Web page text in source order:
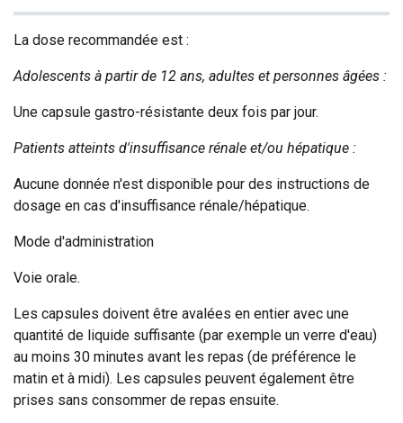
La dose recommandée est :
Adolescents à partir de 12 ans, adultes et personnes âgées :
Une capsule gastro-résistante deux fois par jour.
Patients atteints d'insuffisance rénale et/ou hépatique :
Aucune donnée n'est disponible pour des instructions de
dosage en cas d'insuffisance rénale/hépatique.
Mode d'administration
Voie orale.
Les capsules doivent être avalées en entier avec une
quantité de liquide suffisante (par exemple un verre d'eau)
au moins 30 minutes avant les repas (de préférence le
matin et à midi). Les capsules peuvent également être
prises sans consommer de repas ensuite.